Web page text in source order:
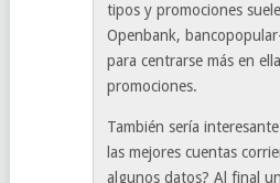
tipos y promociones
Openbank,
para centrarse más en
promociones.
También sería
las mejores cuentas
algunos datos? Al final